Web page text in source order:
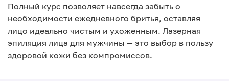
Полный курс позволяет навсегда забыть о
необходимости ежедневного бритья, оставляя
лицо идеально чистым и ухоженным. Лазерная
эпиляция лица для мужчины — это выбор в пользу
здоровой кожи без компромиссов.